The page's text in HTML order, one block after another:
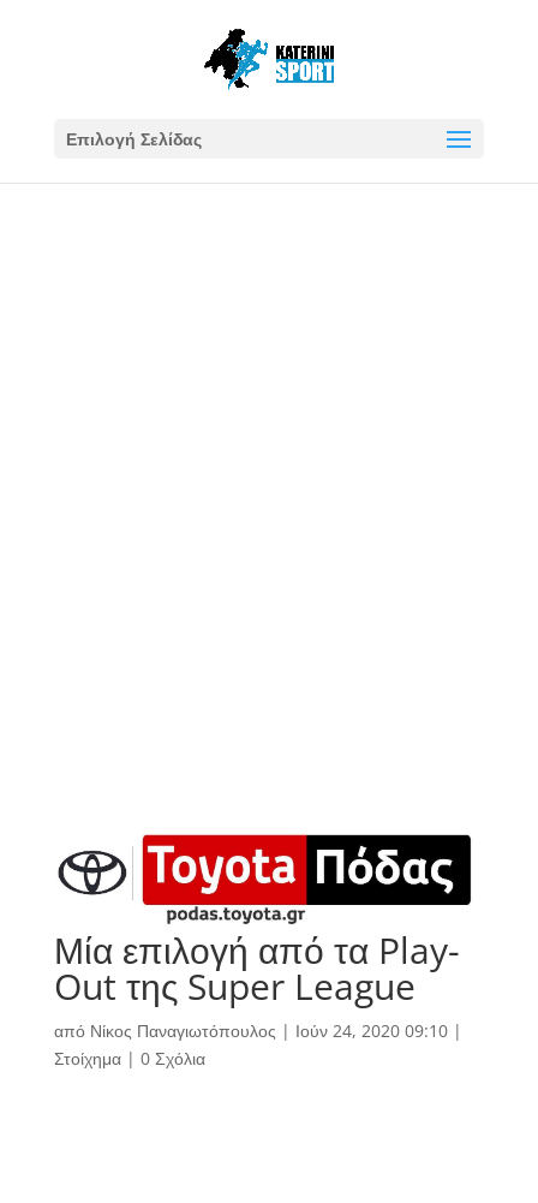
Επιλογή Σελίδας
Μία επιλογή από τα Play-
Out της Super League
από Νίκος Παναγιωτόπουλος | Ιούν 24, 2020 09:10|
Στοίχημα| 0 Σχόλια